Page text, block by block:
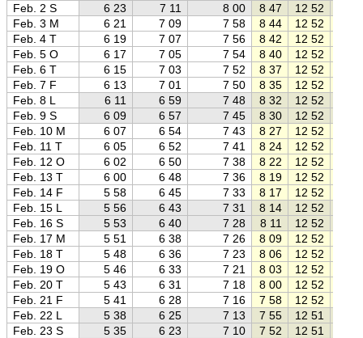
Feb. 2 S
6 23 7 11 8 00 8 47 12 52
Feb. 3 M
6 21 7 09 7 58 8 44 12 52
Feb. 4 T
6 19 7 07 7 56 8 42 12 52
Feb. 5 O
6 17 7 05 7 54 8 40 12 52
Feb. 6 T
6 15 7 03 7 52 8 37 12 52
Feb. 7 F
6 13 7 01 7 50 8 35 12 52
Feb. 8 L
6 11 6 59 7 48 8 32 12 52
Feb. 9 S
6 09 6 57 7 45 8 30 12 52
Feb. 10 M
6 07 6 54 7 43 8 27 12 52
Feb. 11 T
6 05 6 52 7 41 8 24 12 52
Feb. 12 O
6 02 6 50 7 38 8 22 12 52
Feb. 13 T
6 00 6 48 7 36 8 19 12 52
Feb. 14 F
5 58 6 45 7 33 8 17 12 52
Feb. 15 L
5 56 6 43 7 31 8 14 12 52
Feb. 16 S
5 53 6 40 7 28 8 11 12 52
Feb. 17 M
5 51 6 38 7 26 8 09 12 52
Feb. 18 T
5 48 6 36 7 23 8 06 12 52
Feb. 19 O
5 46 6 33 7 21 8 03 12 52
Feb. 20 T
5 43 6 31 7 18 8 00 12 52
Feb. 21 F
5 41 6 28 7 16 7 58 12 52
Feb. 22 L
5 38 6 25 7 13 7 55 12 51
Feb. 23 S
5 35 6 23 7 10 7 52 12 51